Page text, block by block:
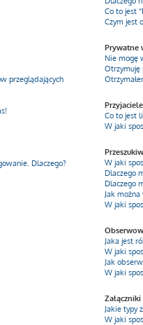
przeglądających
Dlaczego?
Co to jest
Czym jest
Prywatne
Nie mogę
Otrzymuję
Co to jest
W jaki
W jaki
Dlaczego
Dlaczego
Jak
W jaki
Jaka jest
W jaki
Jak
W jaki
Załączniki
Jakie typy
W jaki